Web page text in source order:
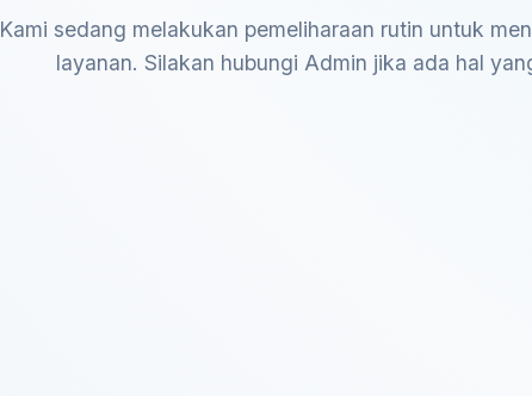
Kami sedang melakukan pemeliharaan rutin untuk
layanan. Silakan hubungi Admin jika ada hal